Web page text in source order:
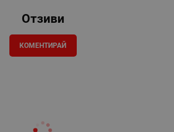
Отзиви
КОМЕНТИРАЙ